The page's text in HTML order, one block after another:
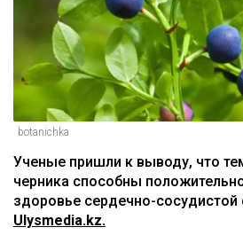
botanichka
Ученые пришли к выводу, что
черника способны
здоровье сердечно-
Ulysmedia.kz.